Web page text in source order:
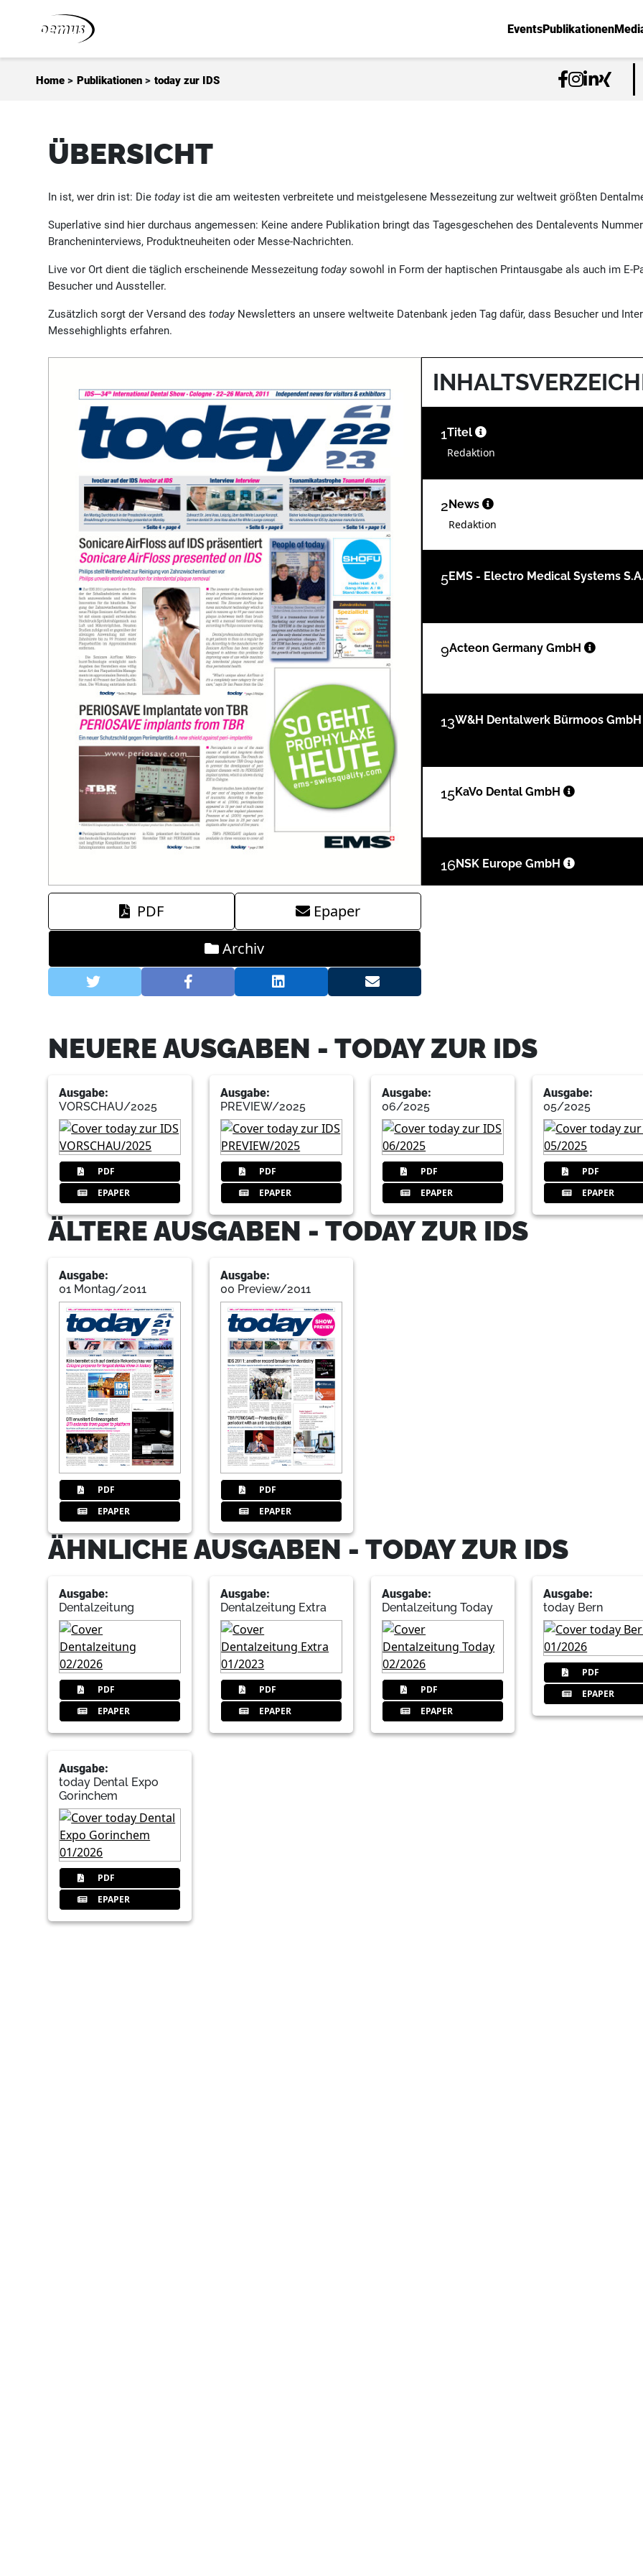
EventsPublikationen
Home > Publikationen > today zur IDS
ÜBERSICHT
In ist, wer drin ist: Dietodayist die am weitesten verbreitete und meistgelesene Messezeitung zur weltweit größten
Superlative sind hier durchaus angemessen: Keine andere Publikation bringt das Tagesgeschehen des Dentalevents
Brancheninterviews, Produktneuheiten oder Messe-Nachrichten.
Live vor Ort dient die täglich erscheinende Messezeitung todaysowohl in Form der haptischen Printausgabe als auch im E-
Besucher und Aussteller.
Zusätzlich sorgt der Versand destodayNewsletters an unsere weltweite Datenbank jeden Tag dafür, dass Besucher und
Messehighlights erfahren.
PDF
Epaper
Archiv
1Titel
Redaktion
2News
Redaktion
5EMS - Electro Medical Systems
9Acteon Germany GmbH
13W&H Dentalwerk Bürmoos
15KaVo Dental GmbH
16NSK Europe GmbH
Dürr Dental AG
37Ivoclar Vivadent AG
48MIS Implants Technologies Ltd.
NEUERE AUSGABEN - TODAY ZUR IDS
Ausgabe:
VORSCHAU/2025
PDF
EPAPER
Ausgabe:
PREVIEW/2025
PDF
EPAPER
Ausgabe:
06/2025
PDF
EPAPER
Ausgabe:
05/2025
PDF
EPAPER
ÄLTERE AUSGABEN - TODAY ZUR IDS
Ausgabe:
01 Montag/2011
PDF
EPAPER
Ausgabe:
00 Preview/2011
PDF
EPAPER
ÄHNLICHE AUSGABEN - TODAY ZUR IDS
Ausgabe:
Dentalzeitung
PDF
EPAPER
Ausgabe:
Dentalzeitung Extra
PDF
EPAPER
Ausgabe:
Dentalzeitung Today
PDF
EPAPER
Ausgabe:
today Bern
PDF
EPAPER
Ausgabe:
today Dental Expo
Gorinchem
PDF
EPAPER